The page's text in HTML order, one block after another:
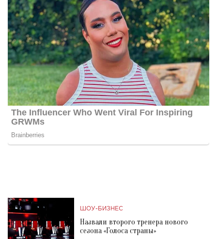
ШОУ-БИЗНЕС
Назвали второго тренера нового
сезона «Голоса страны»